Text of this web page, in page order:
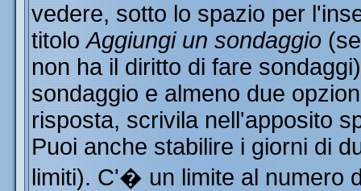
vedere, sotto lo spazio per
titoloAggiungi un sondaggio
non ha il diritto di fare
sondaggio e almeno due
risposta, scrivila nell'apposito
Puoi anche stabilire i giorni di
limiti). C'� un limite al numero